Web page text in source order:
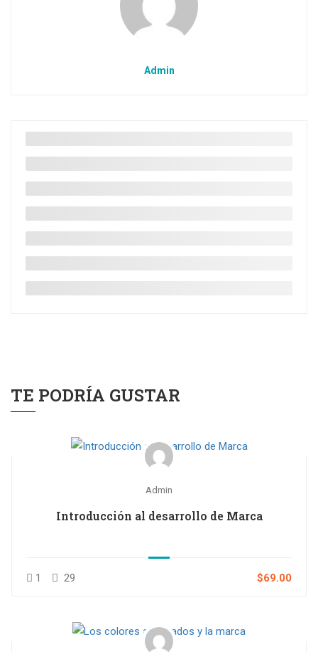
Admin
TE PODRÍA GUSTAR
Admin
Introducción al desarrollo de Marca
1 29 $69.00